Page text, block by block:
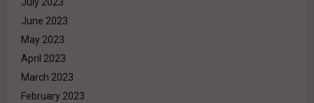
July 2023
June 2023
May 2023
April 2023
March 2023
February 2023